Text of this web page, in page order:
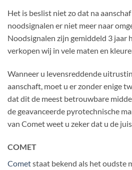
Het is beslist niet zo dat na
noodsignalen er niet meer naar
Noodsignalen zijn gemiddeld 3 jaar
verkopen wij in vele maten en
Wanneer u levensreddende
aanschaft, moet u er zonder enige
dat dit de meest betrouwbare
de geavanceerde pyrotechnische
van Comet weet u zeker dat u de
COMET
Cometstaat bekend als het oudste